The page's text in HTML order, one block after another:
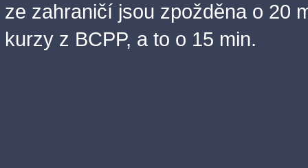
ze zahraničí jsou zpožděna o 20
kurzy z BCPP, a to o 15 min.